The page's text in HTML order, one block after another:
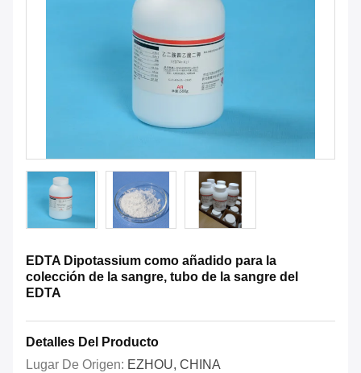
EDTA Dipotassium como añadido para la
colección de la sangre, tubo de la sangre del
EDTA
Detalles Del Producto
Lugar De Origen: EZHOU, CHINA